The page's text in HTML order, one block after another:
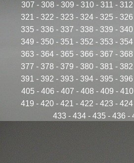
307 - 308 - 309 - 310- 311 - 312
321 - 322 - 323 - 324 - 325 - 326
335 - 336 - 337 - 338 - 339 - 340
349 - 350 - 351 - 352 - 353 - 354
363 - 364 - 365 - 366 - 367 - 368
377 - 378 - 379 - 380 - 381 - 382
391 - 392 - 393 - 394 - 395 - 396
405 - 406 - 407 - 408 - 409 - 410
419 - 420 - 421 - 422 - 423 - 424
433 - 434- 435 - 436 -